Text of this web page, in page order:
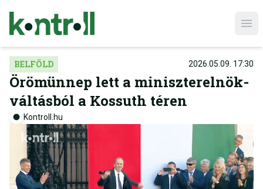
BELFÖLD 2026.05.09. 17:30
Örömünnep lett a miniszterelnök-
váltásból a Kossuth téren
Kontroll.hu